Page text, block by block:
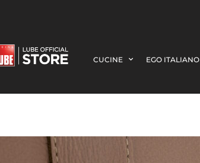
CUCINE EGO ITALIANO